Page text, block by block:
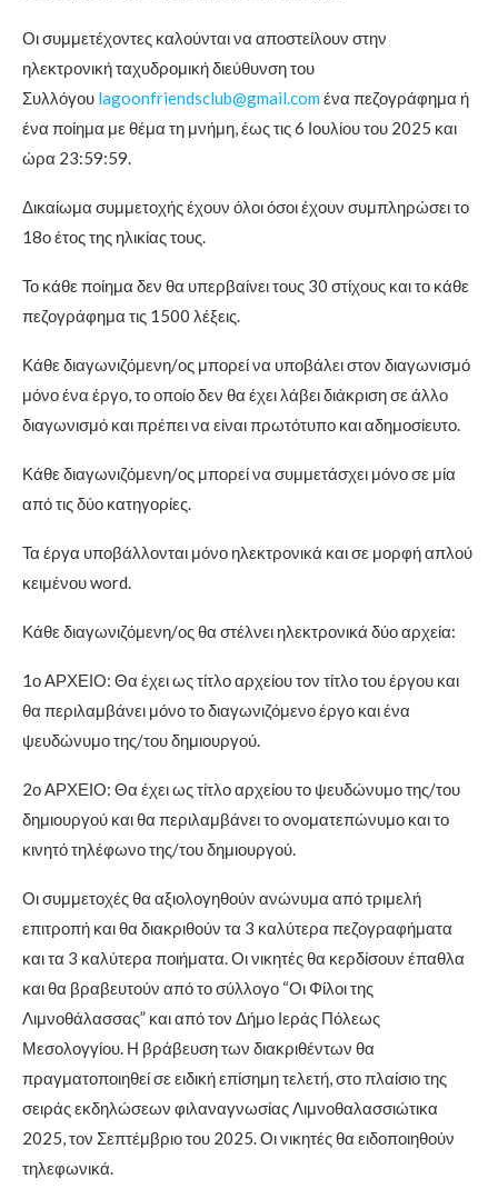
Οισυμμετέχοντες καλούνται να αποστείλουν στην
ηλεκτρονική ταχυδρομική διεύθυνση του
Συλλόγου lagoonfriendsclub@gmail.comένα πεζογράφημα ή
ένα ποίημα με θέμα τη μνήμη, έως τις 6 Ιουλίου του 2025 και
ώρα 23:59:59.
Δικαίωμα συμμετοχής έχουν όλοι όσοι έχουν συμπληρώσει το
18ο έτος της ηλικίας τους.
Το κάθε ποίημα δεν θα υπερβαίνει τους 30 στίχους και το κάθε
πεζογράφημα τις 1500 λέξεις.
Κάθε διαγωνιζόμενη/ος μπορεί να υποβάλει στον διαγωνισμό
μόνο ένα έργο, το οποίο δεν θα έχει λάβει διάκριση σε άλλο
διαγωνισμό και πρέπει να είναι πρωτότυπο και αδημοσίευτο.
Κάθε διαγωνιζόμενη/ος μπορεί να συμμετάσχει μόνο σε μία
από τις δύο κατηγορίες.
Τα έργα υποβάλλονται μόνο ηλεκτρονικά και σε μορφή απλού
κειμένου word.
Κάθε διαγωνιζόμενη/ος θα στέλνει ηλεκτρονικά δύο αρχεία:
1ο ΑΡΧΕΙΟ: Θα έχει ως τίτλο αρχείου τον τίτλο του έργου και
θα περιλαμβάνει μόνο το διαγωνιζόμενο έργο και ένα
ψευδώνυμο της/του δημιουργού.
2ο ΑΡΧΕΙΟ: Θα έχει ως τίτλο αρχείου το ψευδώνυμο της/του
δημιουργού και θα περιλαμβάνει το ονοματεπώνυμο και το
κινητό τηλέφωνο της/του δημιουργού.
Οι συμμετοχές θα αξιολογηθούν ανώνυμα από τριμελή
επιτροπή και θα διακριθούν τα 3 καλύτερα πεζογραφήματα
και τα 3 καλύτερα ποιήματα. Οι νικητές θα κερδίσουν έπαθλα
και θα βραβευτούν από το σύλλογο “Οι Φίλοι της
Λιμνοθάλασσας” και από τον Δήμο Ιεράς Πόλεως
Μεσολογγίου. Η βράβευση των διακριθέντων θα
πραγματοποιηθεί σε ειδική επίσημη τελετή, στο πλαίσιο της
σειράς εκδηλώσεων φιλαναγνωσίας Λιμνοθαλασσιώτικα
2025, τον Σεπτέμβριο του 2025. Οι νικητές θα ειδοποιηθούν
τηλεφωνικά.